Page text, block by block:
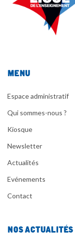
Menu
Espace administratif
Qui sommes-nous ?
Kiosque
Newsletter
Actualités
Evénements
Contact
Nos actualités